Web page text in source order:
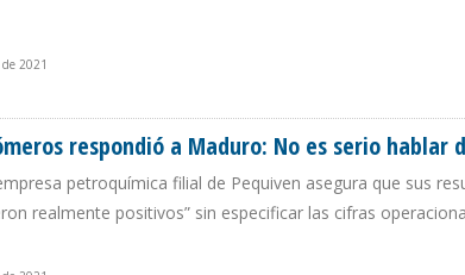
2021
respondió a Maduro: No es serio hablar
petroquímica filial de Pequiven asegura que sus
realmente positivos” sin especificar las cifras